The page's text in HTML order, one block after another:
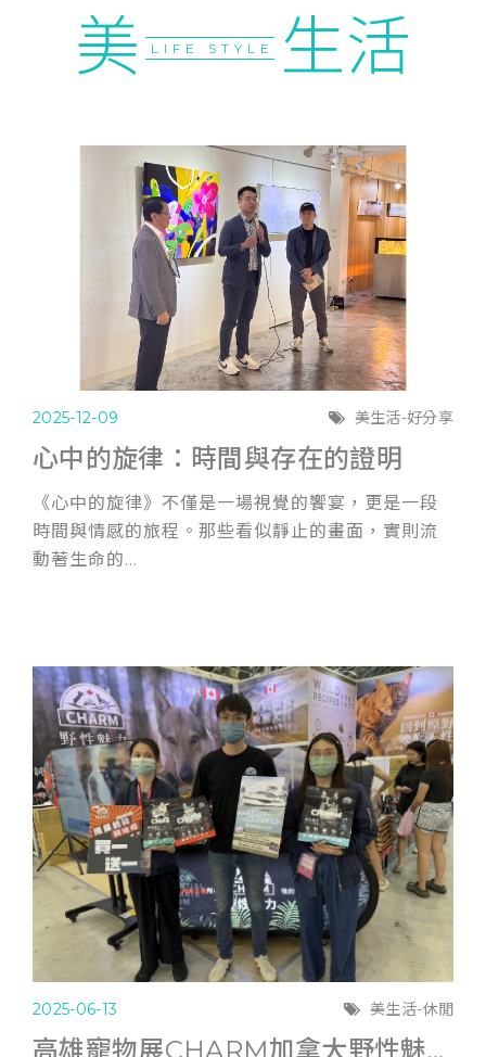
美 LIFE STYLE 生活
2025-12-09 美生活-好分享
心中的旋律：時間與存在的證明
《心中的旋律》不僅是一場視覺的饗宴，更是一段
時間與情感的旅程。那些看似靜止的畫面，實則流
動著生命的...
2025-06-13 美生活-休閒
高雄寵物展CHARM加拿大野性魅力滿6千送遊艇體驗